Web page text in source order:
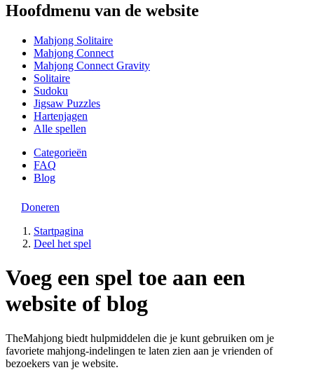
Hoofdmenu van de website
Mahjong Solitaire
Mahjong Connect
Mahjong Connect Gravity
Solitaire
Sudoku
Jigsaw Puzzles
Hartenjagen
Alle spellen
Categorieën
FAQ
Blog
Doneren
Startpagina
Deel het spel
Voeg een spel toe aan een
website of blog
TheMahjong biedt hulpmiddelen die je kunt gebruiken om je
favoriete mahjong-indelingen te laten zien aan je vrienden of
bezoekers van je website.